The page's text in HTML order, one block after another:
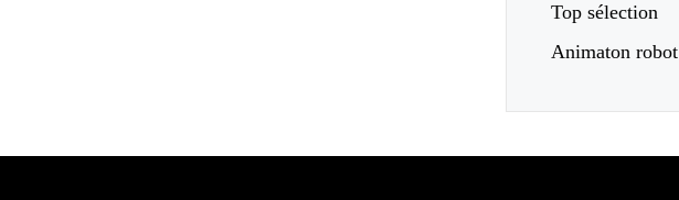
Top sélection
Animaton robot